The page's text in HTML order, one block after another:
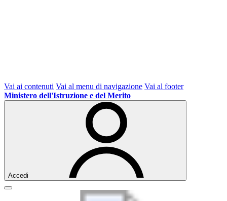
Vai ai contenuti Vai al menu di navigazione Vai al footer
Ministero dell'Istruzione e del Merito
Accedi